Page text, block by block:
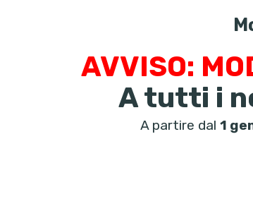
AVVISO:
A tutti i
A partire dal 1